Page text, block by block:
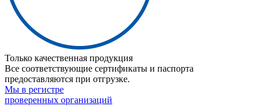
Только качественная продукция
Все соответствующие сертификаты и паспорта
предоставляются при отгрузке.
Мы в регистре
проверенных организаций